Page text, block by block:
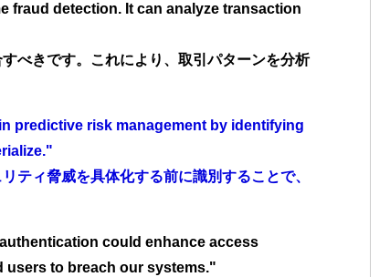
fraud detection. It can analyze transaction
べきです。これにより、取引パターンを分析
predictive risk management by identifying
ティ脅威を具体化する前に識別することで、
could enhance access
users to breach our systems."